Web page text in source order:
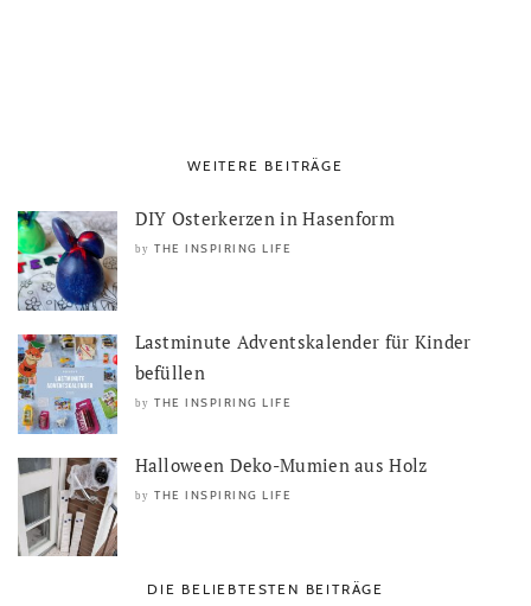
WEITERE BEITRÄGE
DIY Osterkerzen in Hasenform
by THE INSPIRING LIFE
Lastminute Adventskalender für Kinder
befüllen
by THE INSPIRING LIFE
Halloween Deko-Mumien aus Holz
by THE INSPIRING LIFE
DIE BELIEBTESTEN BEITRÄGE